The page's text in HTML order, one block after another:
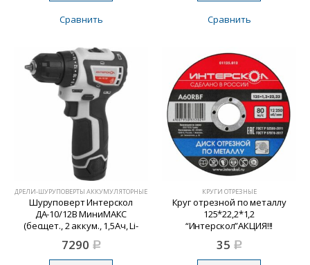
Сравнить Сравнить
ДРЕЛИ-ШУРУПОВЕРТЫ АККУМУЛЯТОРНЫЕ
Шуруповерт Интерскол
ДА-10/12В МиниМАКС
(бесщет., 2 аккум., 1,5Ач, Li-
7290 Р
КРУГИ ОТРЕЗНЫЕ
Круг отрезной по металлу
125*22,2*1,2
“Интерскол”АКЦИЯ!!!
35 Р